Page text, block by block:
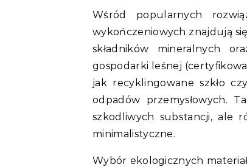
Wśród popularnych
wykończeniowych znajdują
składników mineralnych
gospodarki leśnej
jak recyklingowane szkło
odpadów przemysłowych.
szkodliwych substancji, ale
minimalistyczne.
Wybór ekologicznych